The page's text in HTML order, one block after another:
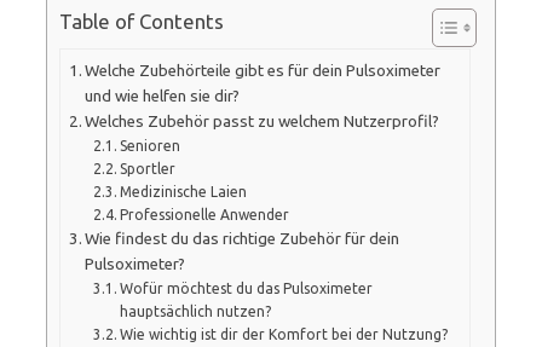
Table of Contents
Welche Zubehörteile gibt es für dein Pulsoximeter
und wie helfen sie dir?
Welches Zubehör passt zu welchem Nutzerprofil?
Senioren
Sportler
Medizinische Laien
Professionelle Anwender
Wie findest du das richtige Zubehör für dein
Pulsoximeter?
Wofür möchtest du das Pulsoximeter
hauptsächlich nutzen?
Wie wichtig ist dir der Komfort bei der Nutzung?